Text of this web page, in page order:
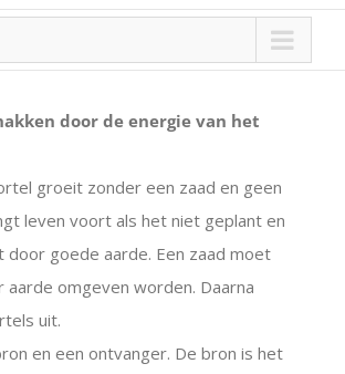
door de energie van het
groeit zonder een zaad en geen
leven voort als het niet geplant en
goede aarde. Een zaad moet
aarde omgeven worden. Daarna
uit.
en een ontvanger. De bron is het